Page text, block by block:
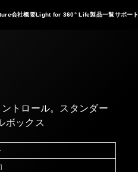
会社概要Light for 360° Life製品一覧サポート
トロール。スタンダー
ボックス